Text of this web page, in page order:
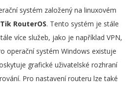
systém založený na linuxovém
RouterOS. Tento systém je stále
více služeb, jako je například VPN,
operační systém Windows existuje
grafické uživatelské rozhraní
Pro nastavení routeru lze také